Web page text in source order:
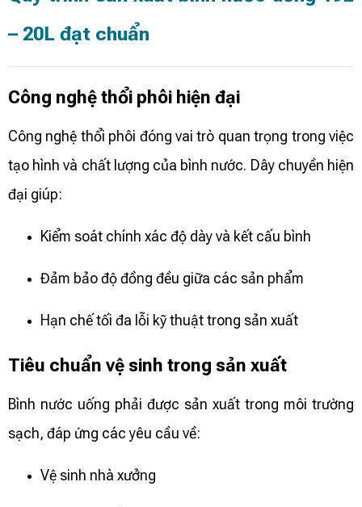
– 20L đạt chuẩn
Công nghệ thổi phôi hiện đại
Công nghệ thổi phôi đóng vai trò quan trọng trong việc
tạo hình và chất lượng của bình nước. Dây chuyền hiện
đại giúp:
Kiểm soát chính xác độ dày và kết cấu bình
Đảm bảo độ đồng đều giữa các sản phẩm
Hạn chế tối đa lỗi kỹ thuật trong sản xuất
Tiêu chuẩn vệ sinh trong sản xuất
Bình nước uống phải được sản xuất trong môi trường
sạch, đáp ứng các yêu cầu về:
Vệ sinh nhà xưởng